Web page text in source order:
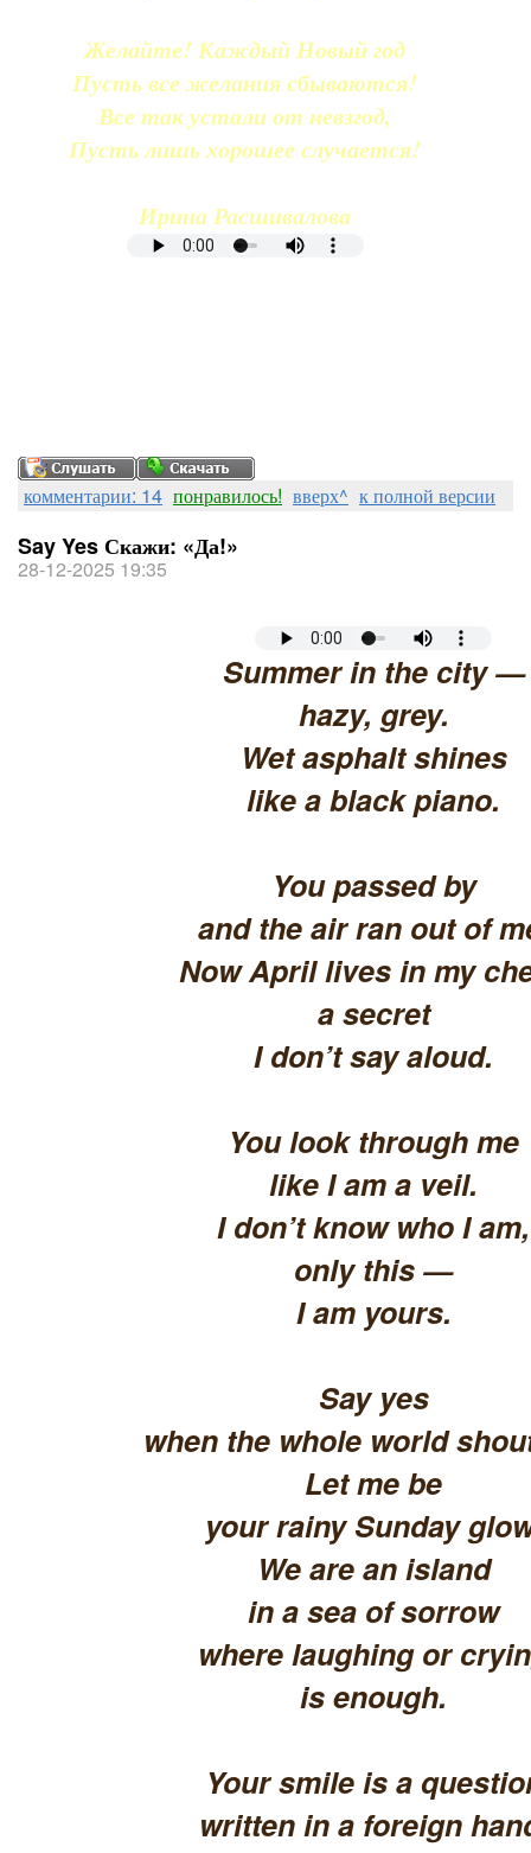
Желайте! Каждый Новый год
Пусть все желания сбываются!
Все так устали от невзгод,
Пусть лишь хорошее случается!
Ирина Расшивалова
комментарии: 14 понравилось! вверх^ к полной версии
Say Yes Скажи: «Да!»
28-12-2025 19:35
Summer in the city —
hazy, grey.
Wet asphalt shines
like a black piano.
You passed by
and the air ran out of
Now April lives in my
a secret
I don’t say aloud.
You look through me
like I am a veil.
I don’t know who I am,
only this —
I am yours.
Say yes
when the whole world
Let me be
your rainy Sunday
We are an island
in a sea of sorrow
where laughing or
is enough.
Your smile is a
written in a foreign